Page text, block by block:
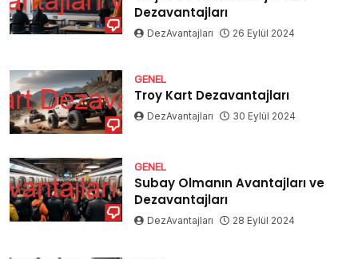
Dezavantajları
DezAvantajları 26 Eylül 2024
GENEL
Troy Kart Dezavantajları
DezAvantajları 30 Eylül 2024
GENEL
Subay Olmanın Avantajları ve
Dezavantajları
DezAvantajları 28 Eylül 2024